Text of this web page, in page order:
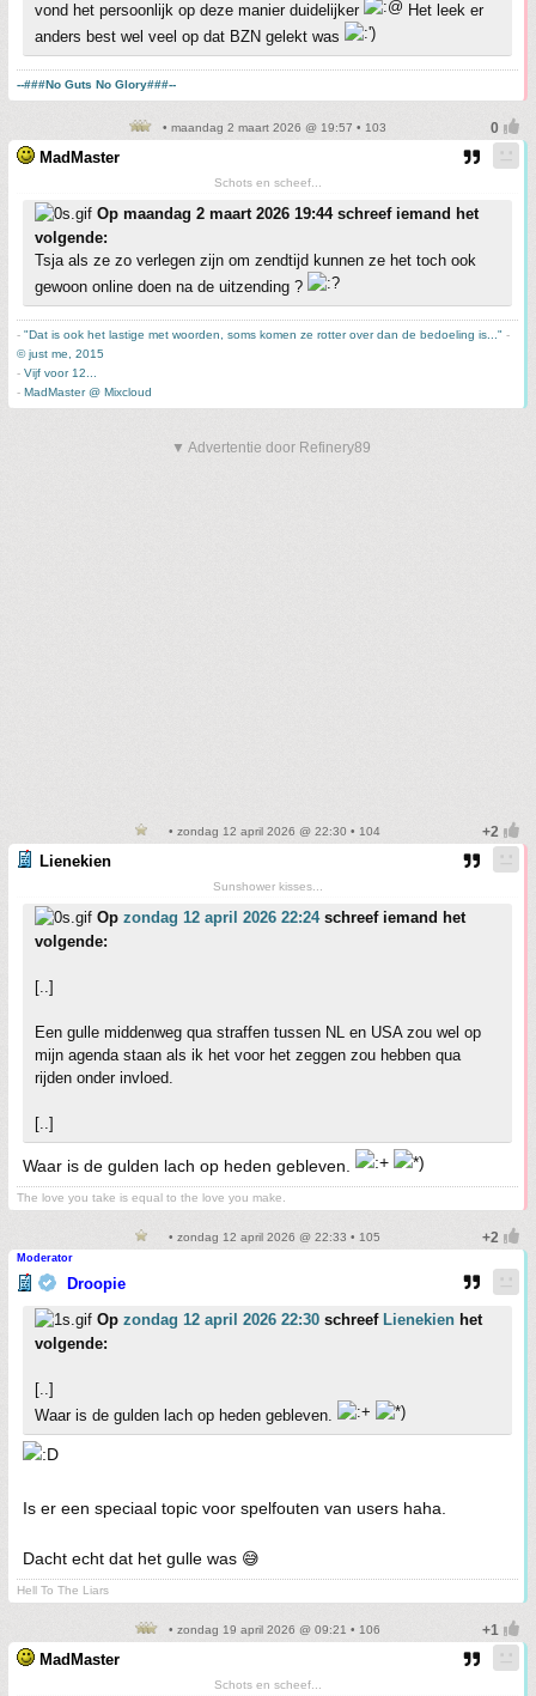
vond het persoonlijk op deze manier duidelijker
Het leek er
anders best wel veel op dat BZN gelekt was
--###No Guts No Glory###--
• maandag 2 maart 2026 @ 19:57 • 103
MadMaster
Schots en scheef...
Op maandag 2 maart 2026 19:44 schreef iemand het
volgende:
Tsja als ze zo verlegen zijn om zendtijd kunnen ze het toch ook
gewoon online doen na de uitzending ?
- "Dat is ook het lastige met woorden, soms komen ze rotter over dan de bedoeling is..." -
© just me, 2015
- Vijf voor 12...
- MadMaster @ Mixcloud
▼ Advertentie door Refinery89
• zondag 12 april 2026 @ 22:30 • 104
Lienekien
Sunshower kisses...
Op zondag 12 april 2026 22:24schreef iemand het
volgende:
[..]
Een gulle middenweg qua straffen tussen NL en USA zou wel op
mijn agenda staan als ik het voor het zeggen zou hebben qua
rijden onder invloed.
[..]
Waar is de gulden lach op heden gebleven.
The love you take is equal to the love you make.
• zondag 12 april 2026 @ 22:33 • 105
Moderator
Droopie
Op zondag 12 april 2026 22:30 schreef Lienekien het
volgende:
[..]
Waar is de gulden lach op heden gebleven.
Is er een speciaal topic voor spelfouten van users haha.
Dacht echt dat het gulle was 😅
Hell To The Liars
• zondag 19 april 2026 @ 09:21 • 106
MadMaster
Schots en scheef...